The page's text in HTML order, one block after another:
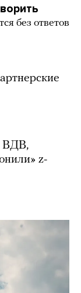
без ответов
ВДВ,
z-